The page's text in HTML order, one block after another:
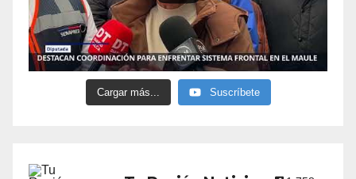
Cargar más... Suscríbete